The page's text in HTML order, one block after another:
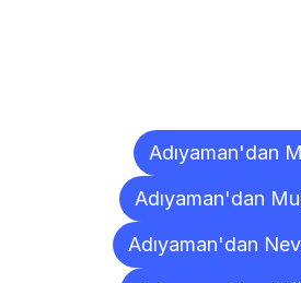
Adıyaman'dan
Adıyaman'dan
Adıyaman'dan